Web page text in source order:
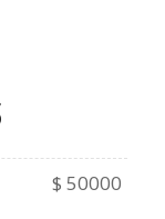
$ 50000